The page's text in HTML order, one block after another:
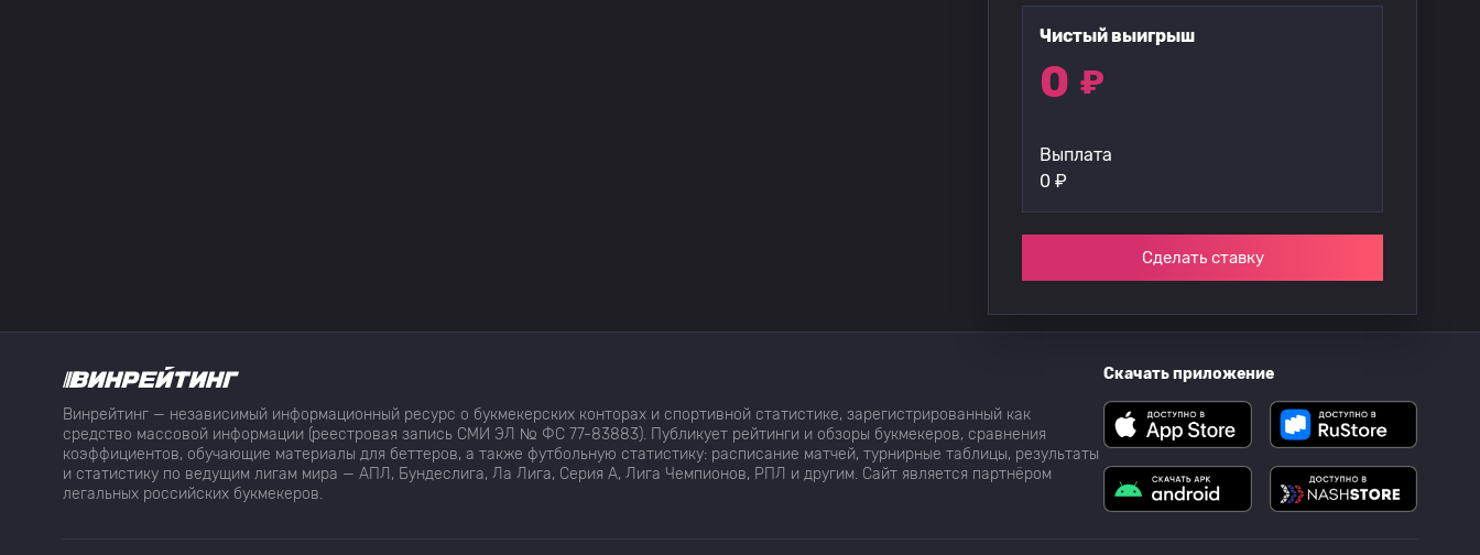
Чистый выигрыш
0 ₽
Выплата
0 ₽
Сделать ставку
Винрейтинг — независимый информационный ресурс о букмекерских конторах и спортивной статистике, зарегистрированный как
средство массовой информации (реестровая запись СМИ ЭЛ № ФС 77-83883). Публикует рейтинги и обзоры букмекеров, сравнения
коэффициентов, обучающие материалы для беттеров, а также футбольную статистику: расписание матчей, турнирные таблицы, результаты
и статистику по ведущим лигам мира — АПЛ, Бундеслига, Ла Лига, Серия А, Лига Чемпионов, РПЛ и другим. Сайт является партнёром
легальных российских букмекеров.
Скачать приложение